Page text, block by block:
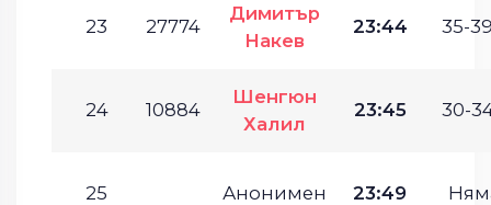
23 27774
Димитър
Накев
23:44 35-
24 10884
Шенгюн
Халил
23:45 30-
25 Анонимен 23:49